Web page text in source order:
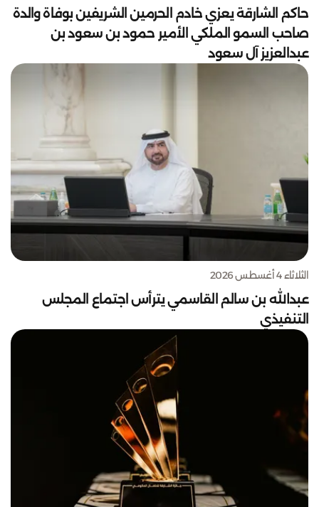
حاكم الشارقة يعزي خادم الحرمين الشريفين بوفاة والدة
صاحب السمو الملكي الأمير حمود بن سعود بن
عبدالعزيز آل سعود
الثلاثاء 4 أغسطس 2026
عبدالله بن سالم القاسمي يترأس اجتماع المجلس
التنفيذي